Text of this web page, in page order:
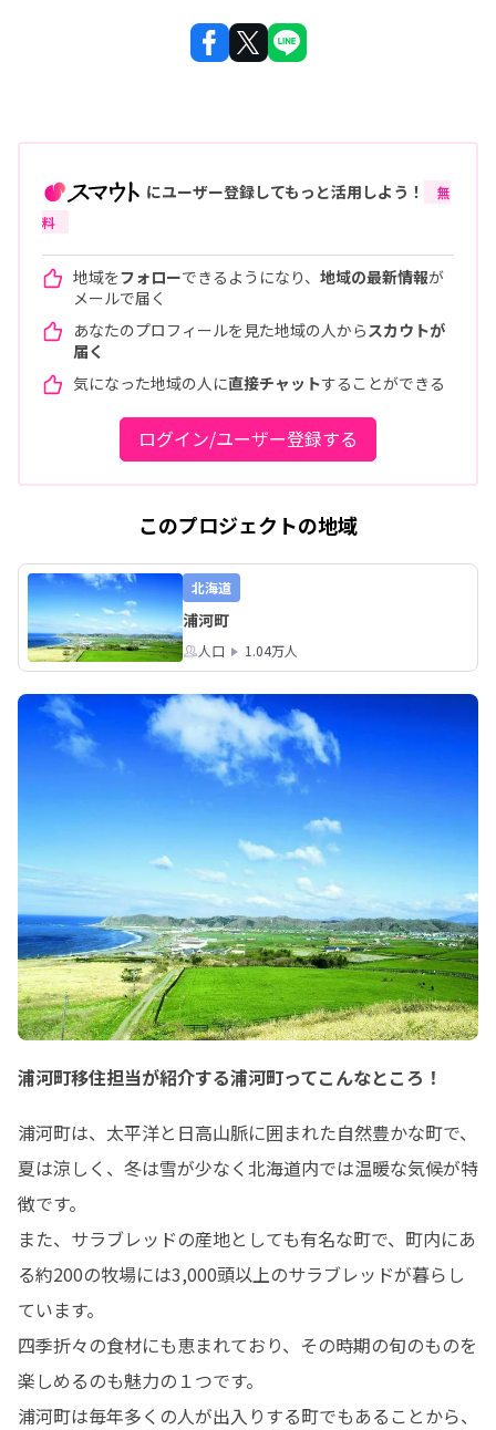
にユーザー登録してもっと活用しよう！
無
料
地域をフォローできるようになり、 地域の最新情報が
メールで届く
あなたのプロフィールを見た地域の人から スカウトが
届く
気になった地域の人に直接チャットすることができる
ログイン/ユーザー登録する
このプロジェクトの地域
北海道
浦河町
人口 1.04万人
浦河町移住担当が紹介する浦河町ってこんなところ！
浦河町は、太平洋と日高山脈に囲まれた自然豊かな町で、
夏は涼しく、冬は雪が少なく北海道内では温暖な気候が特
徴です。
また、サラブレッドの産地としても有名な町で、町内にあ
る約200の牧場には3,000頭以上のサラブレッドが暮らし
ています。
四季折々の食材にも恵まれており、その時期の旬のものを
楽しめるのも魅力の１つです。
浦河町は毎年多くの人が出入りする町でもあることから、